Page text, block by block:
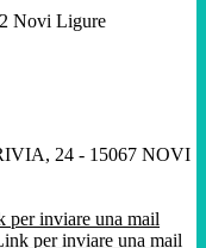
Novi Ligure
24 - 15067 NOVI
per inviare una mail
per inviare una mail